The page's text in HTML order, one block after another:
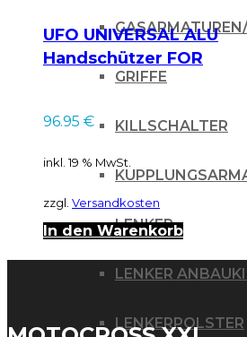
GRIFFE
KILLSCHALTER
LENKER
LENKER
LENKERPOLSTER
UFO UNIVERSAL ALU
Handschützer FOR
22mm (7/8″) BARS
96.95 €
inkl. 19 % MwSt.
zzgl. Versandkosten
In den Warenkorb